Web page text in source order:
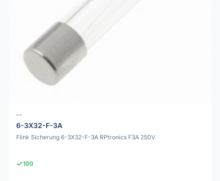
--
6-3X32-F-3A
Flink Sicherung 6-3X32-F-3A RPtronics F3A 250V
100